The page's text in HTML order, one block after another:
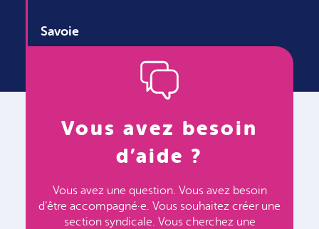
Savoie
Vous avez besoin
d’aide ?
Vous avez une question. Vous avez besoin
d’être accompagné·e. Vous souhaitez créer une
section syndicale. Vous cherchez une